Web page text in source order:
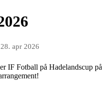
28. apr 2026
IF Fotball på Hadelandscup på